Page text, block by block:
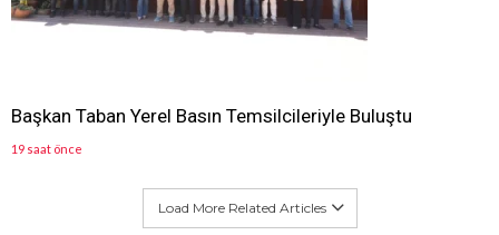
Başkan Taban Yerel Basın Temsilcileriyle Buluştu
19 saat önce
Load More Related Articles